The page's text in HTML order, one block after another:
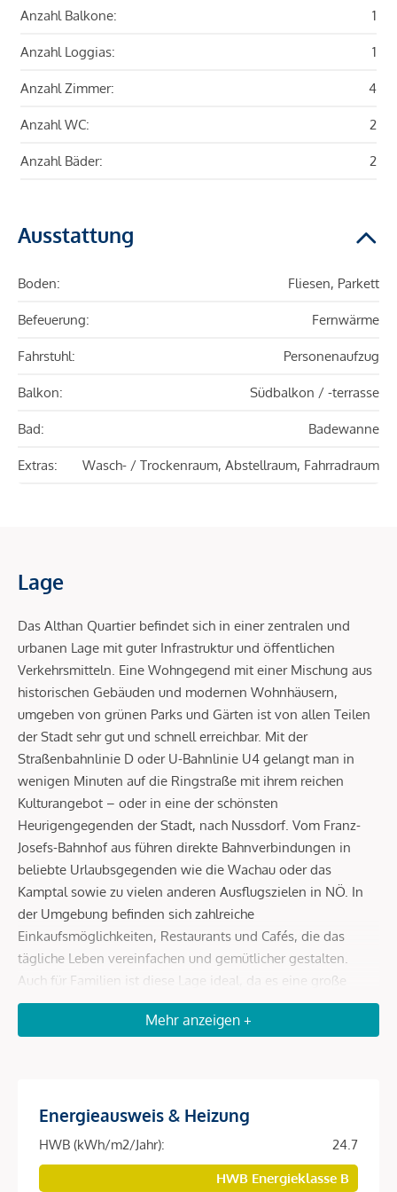
Anzahl Balkone: 1
Anzahl Loggias: 1
Anzahl Zimmer: 4
Anzahl WC: 2
Anzahl Bäder: 2
Ausstattung
Boden: Fliesen, Parkett
Befeuerung: Fernwärme
Fahrstuhl: Personenaufzug
Balkon: Südbalkon / -terrasse
Bad: Badewanne
Extras: Wasch- / Trockenraum, Abstellraum, Fahrradraum
Lage
Das Althan Quartier befindet sich in einer zentralen und
urbanen Lage mit guter Infrastruktur und öffentlichen
Verkehrsmitteln. Eine Wohngegend mit einer Mischung aus
historischen Gebäuden und modernen Wohnhäusern,
umgeben von grünen Parks und Gärten ist von allen Teilen
der Stadt sehr gut und schnell erreichbar. Mit der
Straßenbahnlinie D oder U-Bahnlinie U4 gelangt man in
wenigen Minuten auf die Ringstraße mit ihrem reichen
Kulturangebot – oder in eine der schönsten
Heurigengegenden der Stadt, nach Nussdorf. Vom Franz-
Josefs-Bahnhof aus führen direkte Bahnverbindungen in
beliebte Urlaubsgegenden wie die Wachau oder das
Kamptal sowie zu vielen anderen Ausflugszielen in NÖ. In
der Umgebung befinden sich zahlreiche
Einkaufsmöglichkeiten, Restaurants und Cafés, die das
tägliche Leben vereinfachen und gemütlicher gestalten.
Auch für Familien ist diese Lage ideal, da es eine große
Auswahl an Schulen, Kindergärten, Universitäten und
höheren Schulen gibt, die alle in kurzer Entfernung
Beschreibung *
Willkommen in Ihrem neuen Zuhause im Herzen des 9.
Mehr anzeigen +
Energieausweis & Heizung
HWB (kWh/m2/Jahr):
24.7
HWB Energieklasse B